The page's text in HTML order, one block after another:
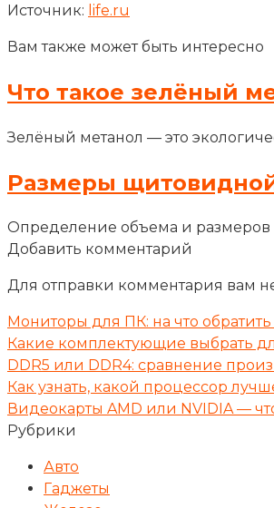
Источник: life.ru
Вам также может быть интересно
Что такое зелёный
Зелёный метанол — это
Размеры
Определение объема и
Добавить комментарий
Для отправки комментария вам
Мониторы для ПК: на что
Какие комплектующие выбрать
DDR5 или DDR4: сравнение
Как узнать, какой процессор
Видеокарты AMD или NVIDIA —
Рубрики
Авто
Гаджеты